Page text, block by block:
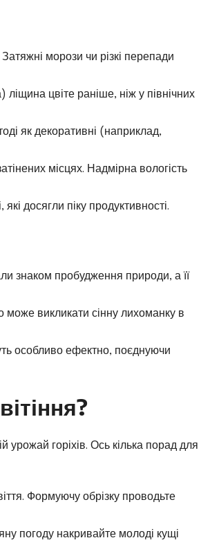
морози чи різкі перепади
цвіте раніше, ніж у північних
як декоративні (наприклад,
місцях. Надмірна вологість
досягли піку продуктивності.
знаком пробудження природи, а її
викликати сінну лихоманку в
особливо ефектно, поєднуючи
урожай горіхів. Ось кілька порад для
Формуючу обрізку проводьте
погоду накривайте молоді кущі